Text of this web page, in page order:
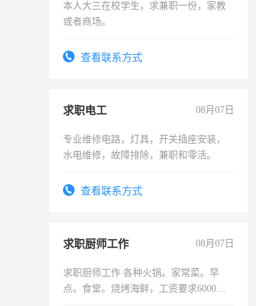
本人大三在校学生，求兼职一份，家教
或者商场。
查看联系方式
求职电工 08月07日
专业维修电路，灯具，开关插座安装，
水电维修，故障排除，兼职和零活。
查看联系方式
求职厨师工作 08月07日
求职厨师工作 各种火锅。家常菜。早
点。食堂。烧烤海鲜，工资要求6000以